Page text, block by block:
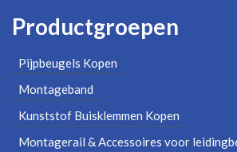
Productgroepen
Pijpbeugels Kopen
Montageband
Kunststof Buisklemmen Kopen
Montagerail & Accessoires voor